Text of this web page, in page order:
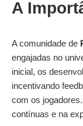
A
A comunidade de
engajadas no
inicial, os
incentivando
com os
contínuas e na